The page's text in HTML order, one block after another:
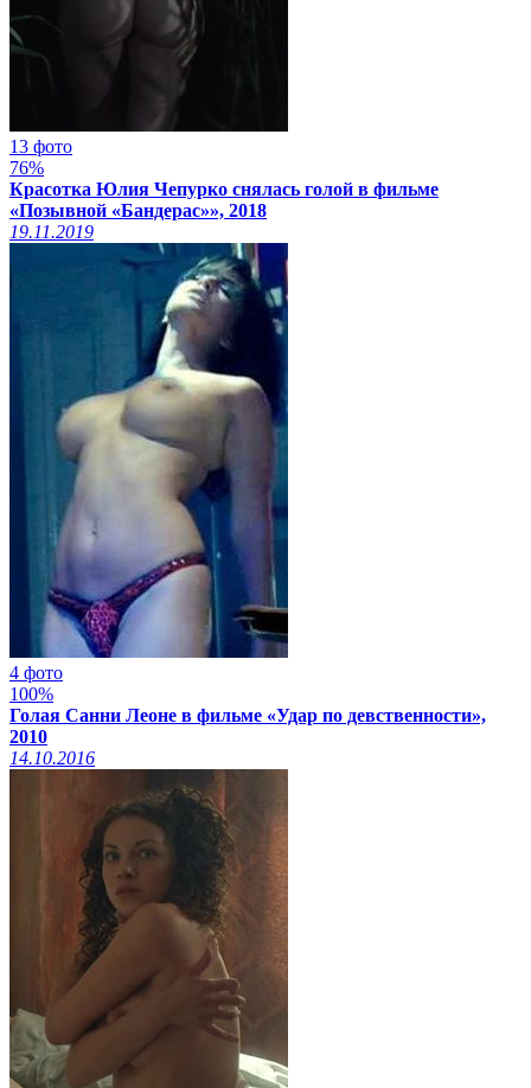
13 фото
76%
Красотка Юлия Чепурко снялась голой в фильме
«Позывной «Бандерас»», 2018
19.11.2019
4 фото
100%
Голая Санни Леоне в фильме «Удар по девственности»,
2010
14.10.2016